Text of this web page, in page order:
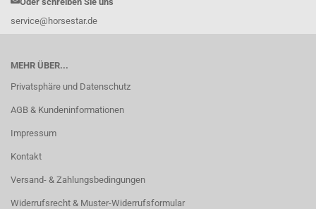
service@horsestar.de
MEHR ÜBER...
Privatsphäre und Datenschutz
AGB & Kundeninformationen
Impressum
Kontakt
Versand- & Zahlungsbedingungen
Widerrufsrecht & Muster-Widerrufsformular